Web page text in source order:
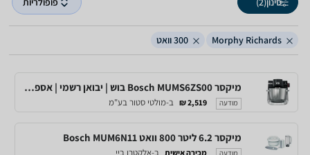
Morphy Richards 300 וואט
‏מיקסר Bosch MUMS6ZS00 בוש | יבואן רשמי | אספקה מהירה
מודעה 2,519 ₪ ב-מולטי סטור בע"מ
מיקסר 6.2 ליטר 800 וואט Bosch MUM6N11
מודעה מכירה אישית